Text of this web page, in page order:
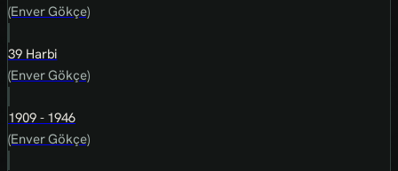
(Enver Gökçe)
39 Harbi
(Enver Gökçe)
1909 - 1946
(Enver Gökçe)